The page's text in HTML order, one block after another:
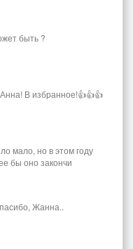
быть ?
В избранное!👍👍👍
мало, но в этом году
бы оно закончи
Жанна..